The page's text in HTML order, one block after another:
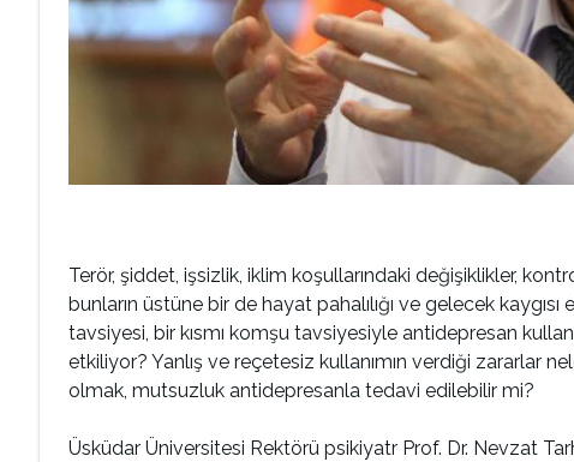
Terör, şiddet, işsizlik, iklim koşullarındaki değişiklikler,
bunların üstüne bir de hayat pahalılığı ve gelecek
tavsiyesi, bir kısmı komşu tavsiyesiyle antidepresan
etkiliyor? Yanlış ve reçetesiz kullanımın verdiği zararlar
olmak, mutsuzluk antidepresanla tedavi edilebilir mi?
Üsküdar Üniversitesi Rektörü psikiyatr Prof. Dr. Nevzat